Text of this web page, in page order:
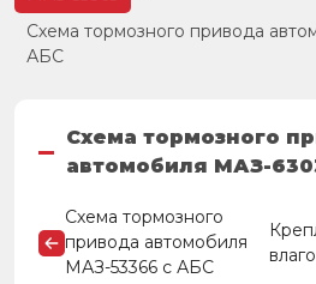
Схема тормозного привода
АБС
Схема тормозного
автомобиля МАЗ-
Схема тормозного
привода автомобиля
МАЗ-53366 с АБС